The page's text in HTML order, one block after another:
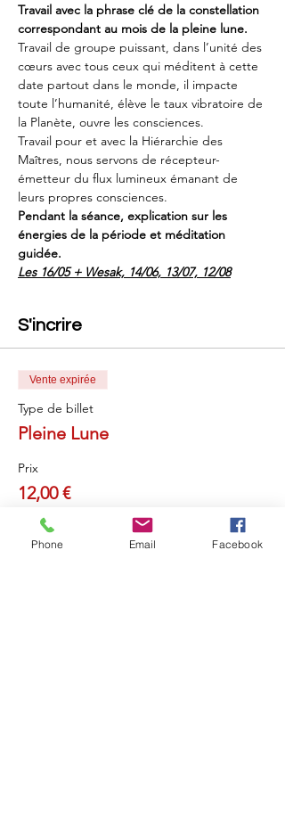
Travail avec la phrase clé de la constellation
correspondant au mois de la pleine lune.
Travail de groupe puissant, dans l’unité des
cœurs avec tous ceux qui méditent à cette
date partout dans le monde, il impacte
toute l’humanité, élève le taux vibratoire de
la Planète, ouvre les consciences.
Travail pour et avec la Hiérarchie des
Maîtres, nous servons de récepteur-
émetteur du flux lumineux émanant de
leurs propres consciences.
Pendant la séance, explication sur les
énergies de la période et méditation
guidée.
Les 16/05 + Wesak, 14/06, 13/07, 12/08
S'incrire
Vente expirée
Type de billet
Pleine Lune
Prix
12,00 €
Phone Email Facebook